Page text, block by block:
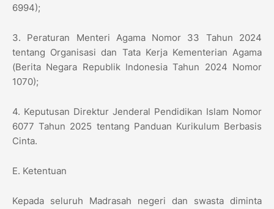
6994);
3. Peraturan Menteri Agama Nomor 33 Tahun 2024
tentang Organisasi dan Tata Kerja Kementerian Agama
(Berita Negara Republik Indonesia Tahun 2024 Nomor
1070);
4. Keputusan Direktur Jenderal Pendidikan Islam Nomor
6077 Tahun 2025 tentang Panduan Kurikulum Berbasis
Cinta.
E. Ketentuan
Kepada seluruh Madrasah negeri dan swasta diminta